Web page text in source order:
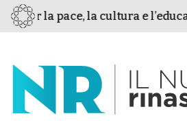
per la pace, la cultura e